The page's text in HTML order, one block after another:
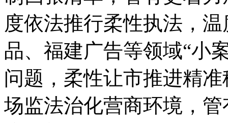
度依法推行柔性执法，
品、福建广告等领域“小
问题，柔性让市推进精
场监法治化营商环境，